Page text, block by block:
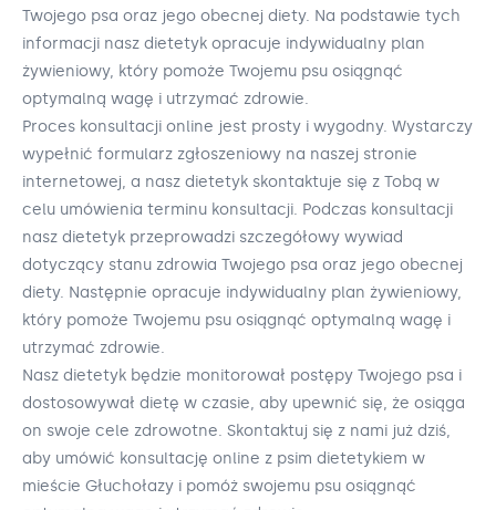
Twojego psa oraz jego obecnej diety. Na podstawie tych
informacji nasz dietetyk opracuje indywidualny plan
żywieniowy, który pomoże Twojemu psu osiągnąć
optymalną wagę i utrzymać zdrowie.
Proces konsultacji online jest prosty i wygodny. Wystarczy
wypełnić formularz zgłoszeniowy na naszej stronie
internetowej, a nasz dietetyk skontaktuje się z Tobą w
celu umówienia terminu konsultacji. Podczas konsultacji
nasz dietetyk przeprowadzi szczegółowy wywiad
dotyczący stanu zdrowia Twojego psa oraz jego obecnej
diety. Następnie opracuje indywidualny plan żywieniowy,
który pomoże Twojemu psu osiągnąć optymalną wagę i
utrzymać zdrowie.
Nasz dietetyk będzie monitorował postępy Twojego psa i
dostosowywał dietę w czasie, aby upewnić się, że osiąga
on swoje cele zdrowotne. Skontaktuj się z nami już dziś,
aby umówić konsultację online z psim dietetykiem w
mieście Głuchołazy i pomóż swojemu psu osiągnąć